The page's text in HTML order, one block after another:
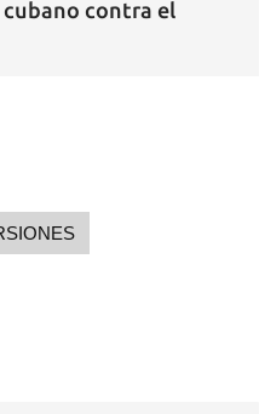
contra el